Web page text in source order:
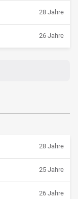
28 Jahre
26 Jahre
28 Jahre
25 Jahre
26 Jahre